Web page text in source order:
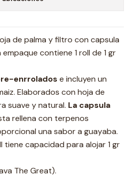
de palma y filtro con capsula
contiene 1 roll de 1 gr
enrrolados e incluyen un
Elaborados con hoja de
suave y natural. La capsula
rellena con terpenos
una sabor a guayaba.
tiene capacidad para alojar 1 gr
The Great).